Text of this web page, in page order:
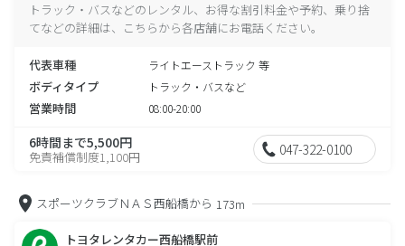
トラック・バスなどのレンタル、お得な割引料金や予約、乗り捨
てなどの詳細は、こちらから各店舗にお電話ください。
代表車種 ライトエーストラック 等
ボディタイプ トラック・バスなど
営業時間 08:00-20:00
6時間まで5,500円
免責補償制度1,100円 047-322-0100
スポーツクラブＮＡＳ西船橋から 173m
トヨタレンタカー西船橋駅前